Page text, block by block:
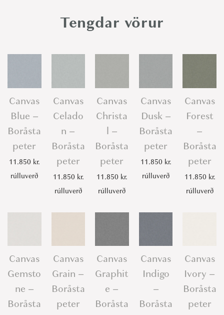
B
o
r
å
s
t
e
r
q
u
Tengdar vörur
Canvas
Blue –
Boråsta
peter
11.850 kr.
rúlluverð
Canvas
Celado
n –
Boråsta
peter
11.850 kr.
rúlluverð
Canvas
Christa
l –
Boråsta
peter
11.850 kr.
rúlluverð
Canvas
Dusk –
Boråsta
peter
11.850 kr.
rúlluverð
Canvas
Forest
–
Boråsta
peter
11.850 kr.
rúlluverð
Canvas
Gemsto
ne –
Boråsta
Canvas
Grain –
Boråsta
peter
Canvas
Graphit
e –
Boråsta
Canvas
Indigo
–
Boråsta
Canvas
Ivory –
Boråsta
peter